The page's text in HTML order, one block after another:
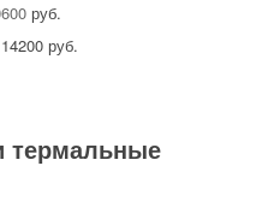
руб.
руб.
термальные